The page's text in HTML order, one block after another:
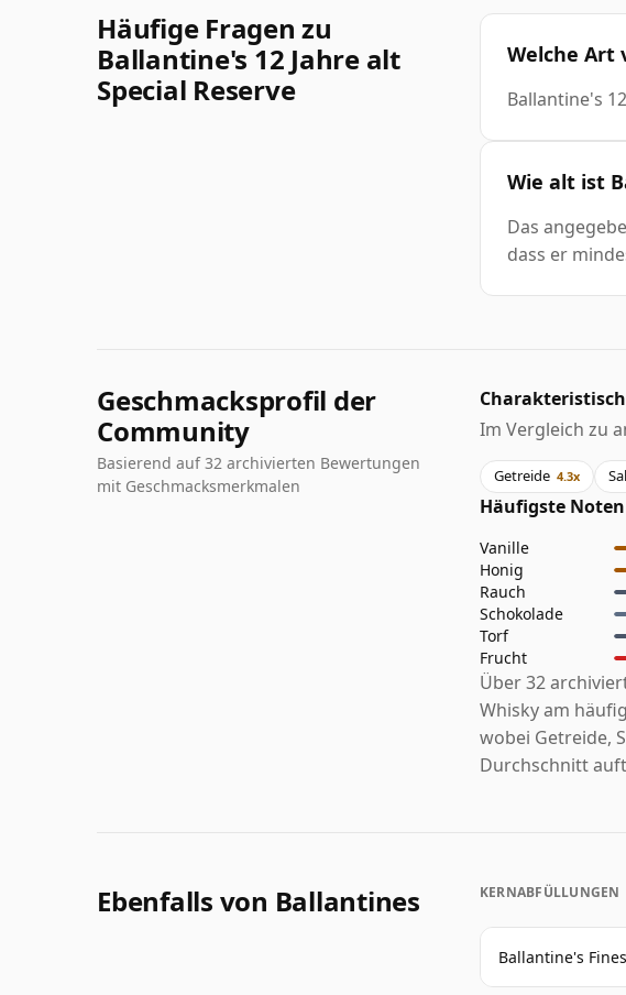
Häufige Fragen zu
Ballantine's 12 Jahre alt
Special Reserve
Welche Art
Ballantine's
Wie alt ist
Das
dass er
Geschmacksprofil der
Community
Basierend auf 32 archivierten Bewertungen
mit Geschmacksmerkmalen
Im Vergleich zu
Getreide 4.3x
Häufigste Noten
Vanille
Honig
Rauch
Schokolade
Torf
Frucht
Über 32
Whisky am
wobei Getreide,
Durchschnitt
Ebenfalls von Ballantines KERNABFÜLLUNGEN
Ballantine's